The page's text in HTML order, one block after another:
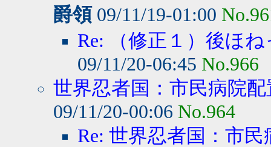
爵領09/11/19-01:00
Re: （修正１）後ほ
09/11/20-06:45 No.966
世界忍者国：市民病院
09/11/20-00:06 No.964
Re: 世界忍者国：市民